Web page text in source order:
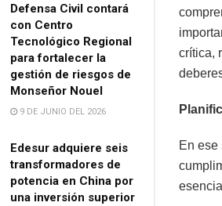
Defensa Civil contará
con Centro
Tecnológico Regional
para fortalecer la
gestión de riesgos de
Monseñor Nouel
9 DE JUNIO DEL 2026
Edesur adquiere seis
transformadores de
potencia en China por
una inversión superior
crítica,
En ese